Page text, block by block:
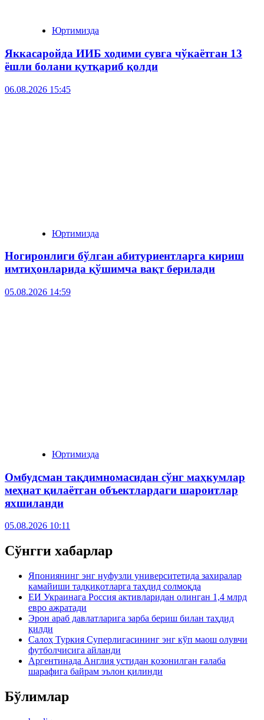
Юртимизда
Яккасаройда ИИБ ходими сувга чўкаётган 13
ёшли болани қутқариб қолди
06.08.2026 15:45
Юртимизда
Ногиронлиги бўлган абитуриентларга кириш
имтиҳонларида қўшимча вақт берилади
05.08.2026 14:59
Юртимизда
Омбудсман тақдимномасидан сўнг маҳкумлар
меҳнат қилаётган объектлардаги шароитлар
яхшиланди
05.08.2026 10:11
Сўнгги хабарлар
Япониянинг энг нуфузли университетида захиралар
камайиши тадқиқотларга таҳдид солмоқда
ЕИ Украинага Россия активларидан олинган 1,4 млрд
евро ажратади
Эрон араб давлатларига зарба бериш билан таҳдид
қилди
Салоҳ Туркия Суперлигасининг энг кўп маош олувчи
футболчисига айланди
Аргентинада Англия устидан қозонилган ғалаба
шарафига байрам эълон қилинди
Бўлимлар